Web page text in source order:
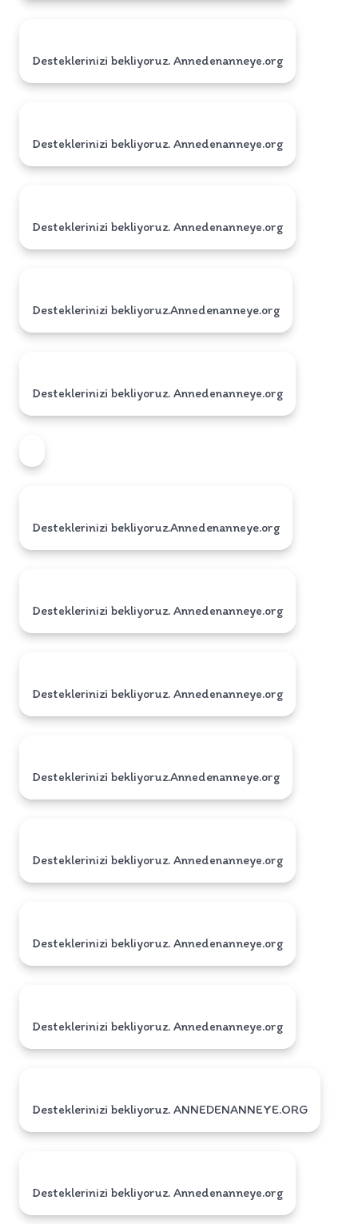
Desteklerinizi bekliyoruz. Annedenanneye.org
Desteklerinizi bekliyoruz. Annedenanneye.org
Desteklerinizi bekliyoruz. Annedenanneye.org
Desteklerinizi bekliyoruz.Annedenanneye.org
Desteklerinizi bekliyoruz. Annedenanneye.org
Desteklerinizi bekliyoruz.Annedenanneye.org
Desteklerinizi bekliyoruz. Annedenanneye.org
Desteklerinizi bekliyoruz. Annedenanneye.org
Desteklerinizi bekliyoruz.Annedenanneye.org
Desteklerinizi bekliyoruz. Annedenanneye.org
Desteklerinizi bekliyoruz. Annedenanneye.org
Desteklerinizi bekliyoruz. Annedenanneye.org
Desteklerinizi bekliyoruz. ANNEDENANNEYE.ORG
Desteklerinizi bekliyoruz. Annedenanneye.org